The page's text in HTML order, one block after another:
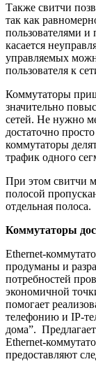
Также свитчи
так как
пользователями
касается
управляемых
пользователя к
Коммутаторы
значительно
сетей. Не нужно
достаточно
коммутаторы
трафик одного
При этом свитчи
полосой
отдельная полоса.
Коммутаторы
Ethernet-
продуманы и
потребностей
экономичной
помогает
телефонию и IP-
дома”.
Ethernet-
предоставляют